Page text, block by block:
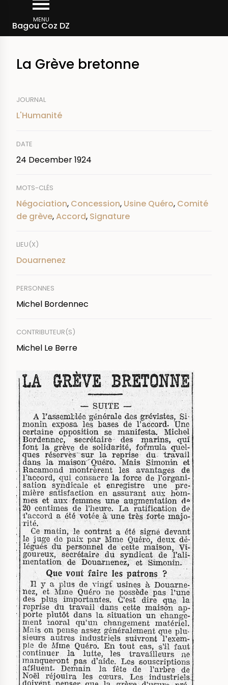
main
MENU
Bagou Coz DZ
Breadcrumb
La Grève bretonne
JOURNAL
L'Humanité
DATE
24 December 1924
MOTS-CLÉS
Négociation, Concession, Usine Quéro, Comité
de grève,Accord, Signature
LIEU(X)
Douarnenez
PERSONNES
Michel Bordennec
CONTRIBUTEUR(S)
Michel Le Berre
IMAGE